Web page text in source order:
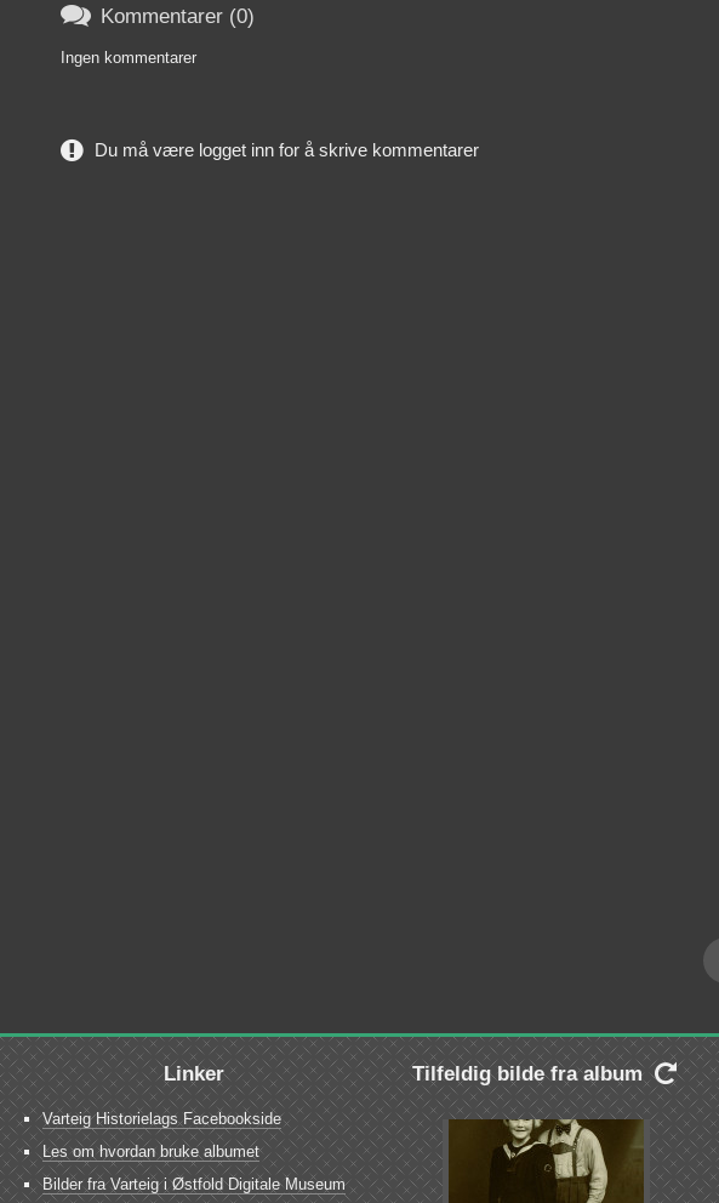
 Kommentarer (0)
Ingen kommentarer
Du må være logget inn for å skrive kommentarer
Linker
Varteig Historielags Facebookside
Les om hvordan bruke albumet
Bilder fra Varteig i Østfold Digitale Museum
Tilfeldig bilde fra album 